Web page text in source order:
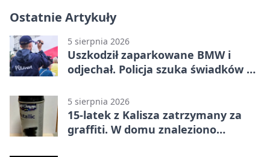
Ostatnie Artykuły
5 sierpnia 2026
Uszkodził zaparkowane BMW i
odjechał. Policja szuka świadków w
5 sierpnia 2026
15-latek z Kalisza zatrzymany za
graffiti. W domu znaleziono